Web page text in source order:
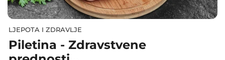
LJEPOTA I ZDRAVLJE
Piletina - Zdravstvene